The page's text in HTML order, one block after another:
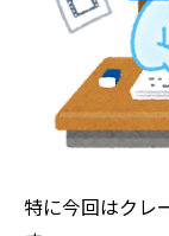
特に今回はクレ